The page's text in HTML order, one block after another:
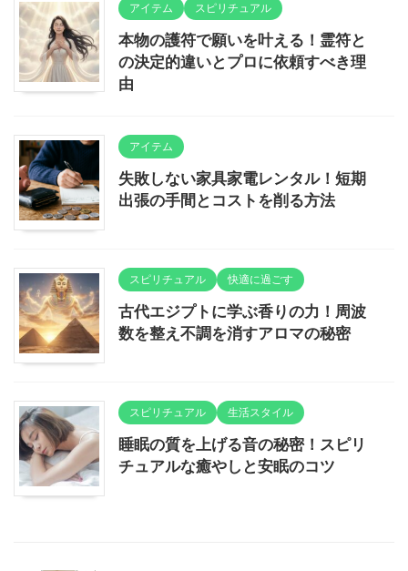
アイテム スピリチュアル
本物の護符で願いを叶える！霊符と
の決定的違いとプロに依頼すべき理
由
アイテム
失敗しない家具家電レンタル！短期
出張の手間とコストを削る方法
スピリチュアル 快適に過ごす
古代エジプトに学ぶ香りの力！周波
数を整え不調を消すアロマの秘密
スピリチュアル 生活スタイル
睡眠の質を上げる音の秘密！スピリ
チュアルな癒やしと安眠のコツ